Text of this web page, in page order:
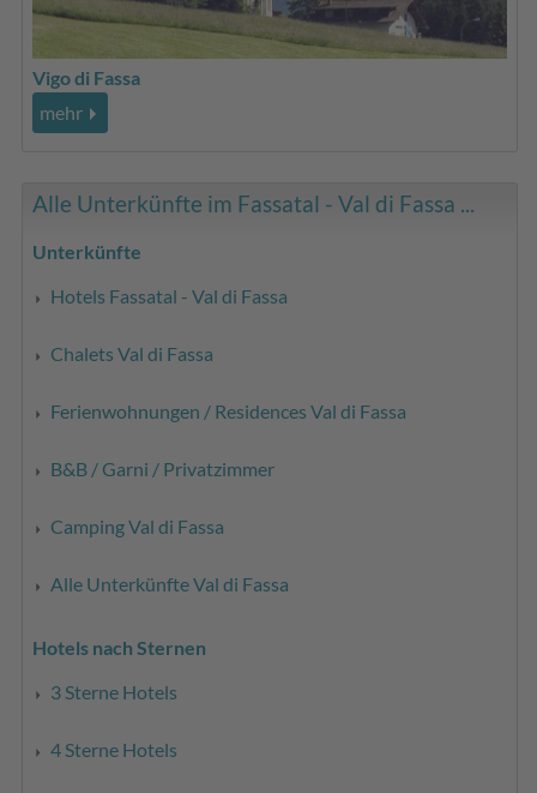
Vigo di Fassa
mehr
Alle Unterkünfte im Fassatal - Val di Fassa ...
Unterkünfte
Hotels Fassatal - Val di Fassa
Chalets Val di Fassa
Ferienwohnungen / Residences Val di Fassa
B&B / Garni / Privatzimmer
Camping Val di Fassa
Alle Unterkünfte Val di Fassa
Hotels nach Sternen
3 Sterne Hotels
4 Sterne Hotels